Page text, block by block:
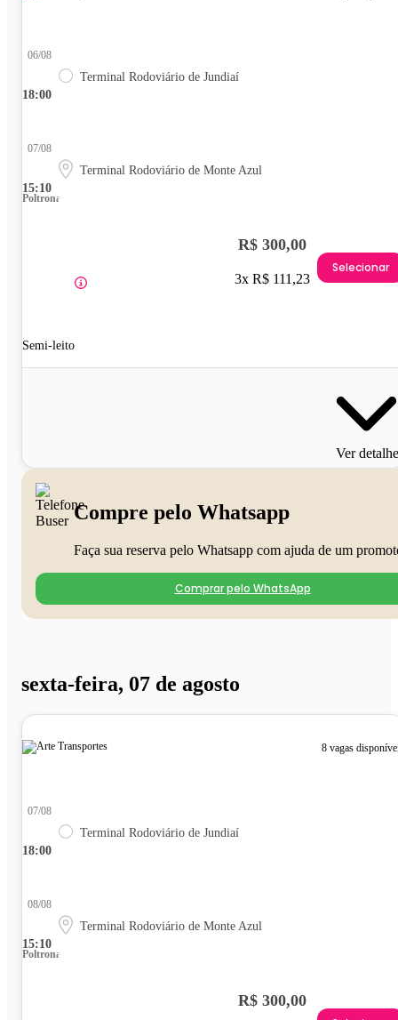
18:00
06/08
Terminal Rodoviário de Jundiaí
15:10
07/08
Terminal Rodoviário de Monte Azul
Poltrona
Semi-leito
R$ 300,00
3x R$ 111,23
Selecionar
Ver
Compre pelo Whatsapp
Faça sua reserva pelo Whatsapp com ajuda de um
Comprar pelo WhatsApp
sexta-feira, 07 de agosto
8 vagas
18:00
07/08
Terminal Rodoviário de Jundiaí
15:10
08/08
Terminal Rodoviário de Monte Azul
Poltrona
R$ 300,00